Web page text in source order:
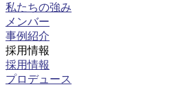
私たちの強み
メンバー
事例紹介
採用情報
採用情報
プロデュース